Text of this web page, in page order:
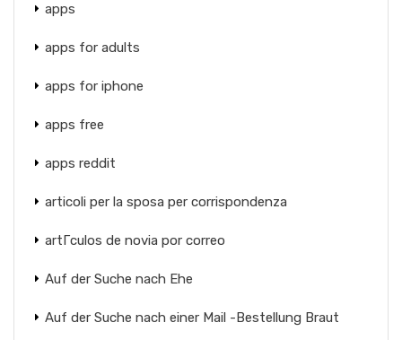
apps
apps for adults
apps for iphone
apps free
apps reddit
articoli per la sposa per corrispondenza
artГ­culos de novia por correo
Auf der Suche nach Ehe
Auf der Suche nach einer Mail -Bestellung Braut